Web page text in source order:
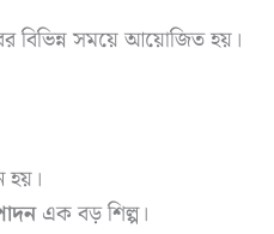
বিভিন্ন সময়ে আয়োজিত হয়।
হয়।
এক বড় শিল্প।